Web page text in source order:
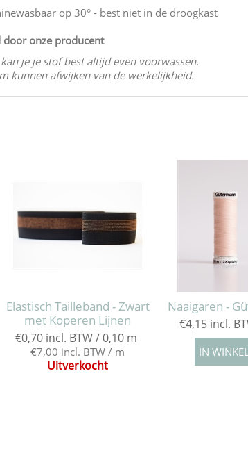
op 30° - best niet in de droogkast
door onze producent
je je stof best altijd even voorwassen.
kunnen afwijken van de werkelijkheid.
Elastisch Tailleband - Zwart
met Koperen Lijnen
€0,70 incl. BTW / 0,10 m
€7,00 incl. BTW / m
Uitverkocht
Naaigaren -
€4,15 incl.